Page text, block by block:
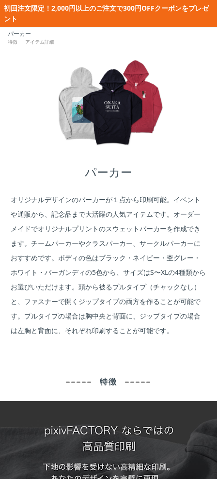
初回注文限定！2,000円以上のご注文で300円OFFクーポンをプレゼ
ント
パーカー
特徴 アイテム詳細
パーカー
オリジナルデザインのパーカーが１点から印刷可能。イベント
や通販から、記念品まで大活躍の人気アイテムです。オーダー
メイドでオリジナルプリントのスウェットパーカーを作成でき
ます。チームパーカーやクラスパーカー、サークルパーカーに
おすすめです。ボディの色はブラック・ネイビー・杢グレー・
ホワイト・バーガンディの5色から、サイズはS〜XLの4種類から
お選びいただけます。頭から被るプルタイプ（チャックなし）
と、ファスナーで開くジップタイプの両方を作ることが可能で
す。プルタイプの場合は胸中央と背面に、ジップタイプの場合
は左胸と背面に、それぞれ印刷することが可能です。
特徴